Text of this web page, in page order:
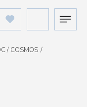
/ COSMOS /